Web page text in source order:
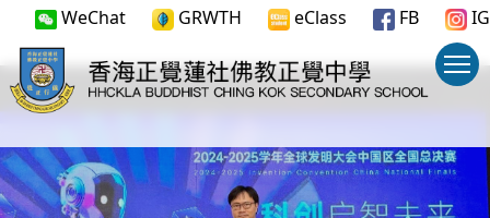
WeChat GRWTH eClass FB IG